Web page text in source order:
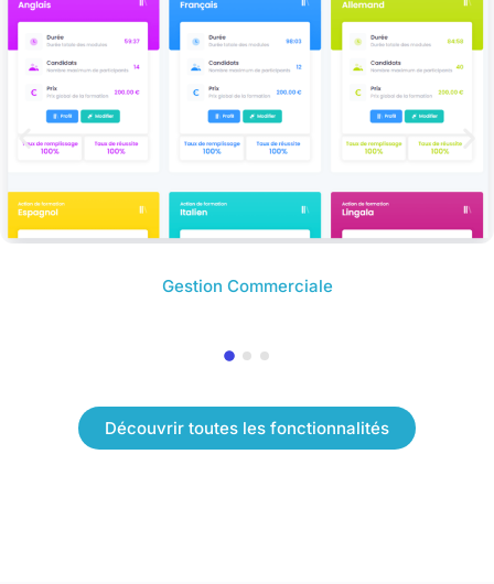
Gestion Commerciale
Découvrir toutes les fonctionnalités